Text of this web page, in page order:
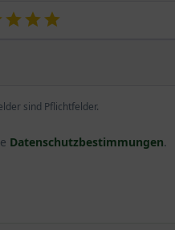
sind Pflichtfelder.
Datenschutzbestimmungen.